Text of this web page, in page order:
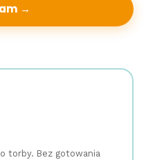
→
torby. Bez gotowania